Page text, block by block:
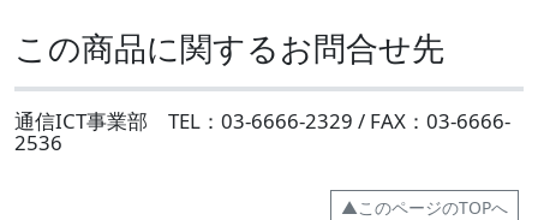
この商品に関するお問合せ先
通信ICT事業部 TEL：03-6666-2329 / FAX：03-6666-
2536
▲このページのTOPへ